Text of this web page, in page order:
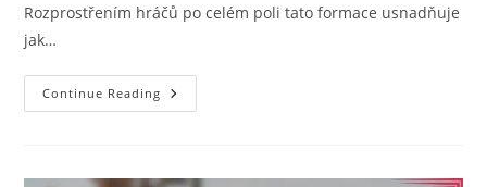
Rozprostřením hráčů po celém poli tato formace usnadňuje
jak…
Continue Reading 3-
1-